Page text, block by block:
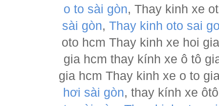
o to sài gòn, Thay kinh xe
sài gòn, Thay kinh oto sai
oto hcm Thay kinh xe hoi
gia hcm thay kính xe ô tô
gia hcm Thay kinh xe o to
hơi sài gòn, thay kính xe